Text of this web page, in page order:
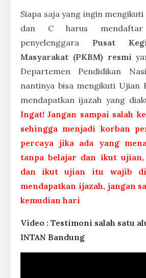
Siapa saja yang ingin mengikuti
dan C harus
penyelenggara Pusat
Masyarakat (PKBM) resmi
Departemen Pendidikan
nantinya bisa mengikuti Ujian
mendapatkan ijazah yang
Ingat! Jangan sampai salah
sehingga menjadi korban
percaya jika ada yang
tanpa belajar dan ikut ujian,
dan ikut ujian itu wajib
mendapatkan ijazah, jangan
kemudian hari
Video : Testimoni salah satu
INTAN Bandung